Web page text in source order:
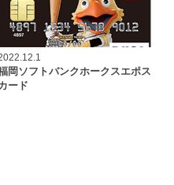
岡ソフトバンクホークスエポス
ード